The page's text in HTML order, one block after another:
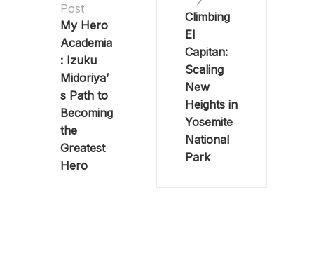
Post
My Hero
Academia
: Izuku
Midoriya’
s Path to
Becoming
the
Greatest
Hero
Climbing
El
Capitan:
Scaling
New
Heights in
Yosemite
National
Park